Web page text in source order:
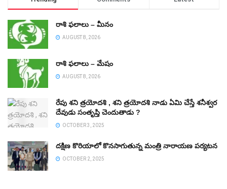
రాశి ఫలాలు – మీనం
AUGUST 8, 2026
రాశి ఫలాలు – మేషం
AUGUST 8, 2026
రేపు శని త్రయోదశి , శని త్రయోదశి నాడు ఏమి చేస్తే శనీశ్వర
దేవుడు సంతృప్తి చెందుతాడు ?
OCTOBER 3, 2025
దక్షిణ కొరియాలో కొనసాగుతున్న మంత్రి నారాయణ పర్యటన
OCTOBER 2, 2025